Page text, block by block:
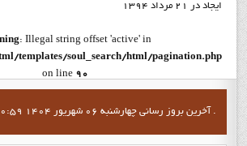
ایجاد در 21 مرداد 1394
: Illegal string offset 'active' in
templates/soul_search/html/pagination.php
on line 90
: Illegal string offset 'active' in
templates/soul_search/html/pagination.php
on line96
آخرين بروز رساني چهارشنبه 06 شهریور 1404 3:40:59 ب ظ .